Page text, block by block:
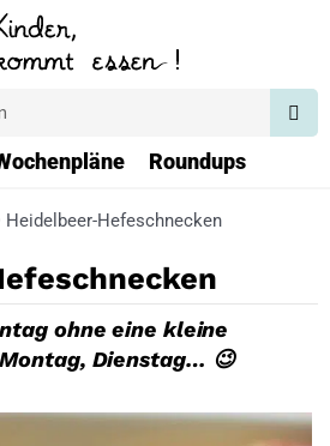
Roundups
Heidelbeer-Hefeschnecken
ohne eine kleine
Dienstag… 😉